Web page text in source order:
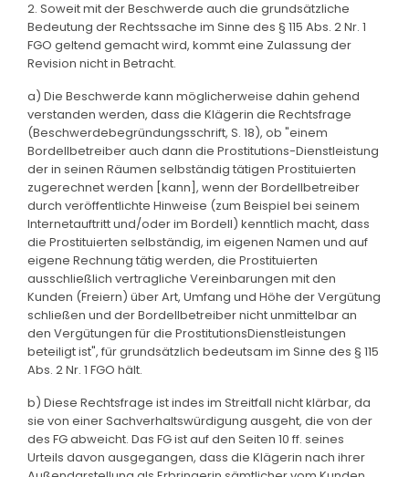
2. Soweit mit der Beschwerde auch die grundsätzliche
Bedeutung der Rechtssache im Sinne des § 115 Abs. 2 Nr. 1
FGO geltend gemacht wird, kommt eine Zulassung der
Revision nicht in Betracht.
a) Die Beschwerde kann möglicherweise dahin gehend
verstanden werden, dass die Klägerin die Rechtsfrage
(Beschwerdebegründungsschrift, S. 18), ob "einem
Bordellbetreiber auch dann die Prostitutions-Dienstleistung
der in seinen Räumen selbständig tätigen Prostituierten
zugerechnet werden [kann], wenn der Bordellbetreiber
durch veröffentlichte Hinweise (zum Beispiel bei seinem
Internetauftritt und/oder im Bordell) kenntlich macht, dass
die Prostituierten selbständig, im eigenen Namen und auf
eigene Rechnung tätig werden, die Prostituierten
ausschließlich vertragliche Vereinbarungen mit den
Kunden (Freiern) über Art, Umfang und Höhe der Vergütung
schließen und der Bordellbetreiber nicht unmittelbar an
den Vergütungen für die ProstitutionsDienstleistungen
beteiligt ist", für grundsätzlich bedeutsam im Sinne des § 115
Abs. 2 Nr. 1 FGO hält.
b) Diese Rechtsfrage ist indes im Streitfall nicht klärbar, da
sie von einer Sachverhaltswürdigung ausgeht, die von der
des FG abweicht. Das FG ist auf den Seiten 10 ff. seines
Urteils davon ausgegangen, dass die Klägerin nach ihrer